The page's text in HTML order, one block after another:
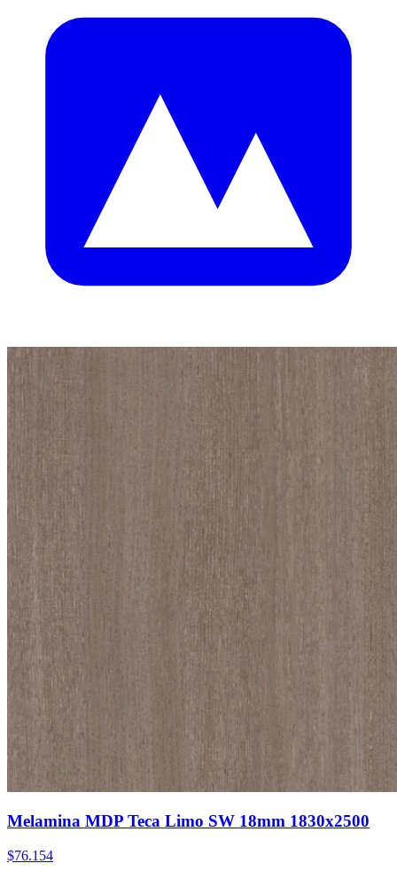
Melamina MDP Teca Limo SW 18mm 1830x2500
$76.154